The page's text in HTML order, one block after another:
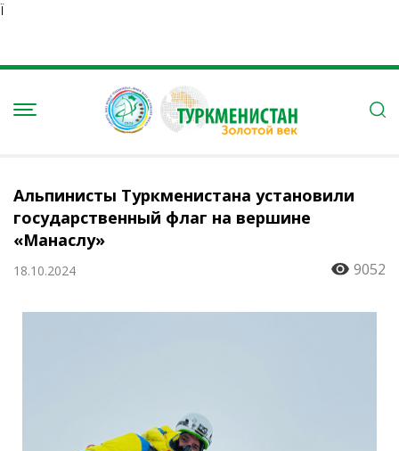
Ï
Альпинисты Туркменистана установили
государственный флаг на вершине
«Манаслу»
18.10.2024 9052